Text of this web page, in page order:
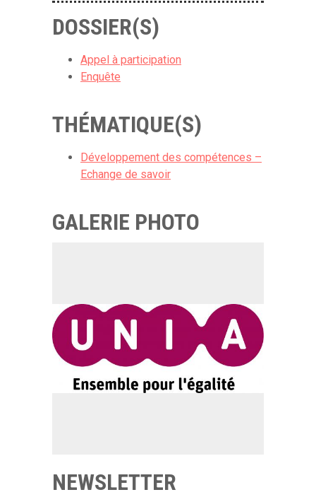
DOSSIER(S)
Appel à participation
Enquête
THÉMATIQUE(S)
Développement des compétences –
Echange de savoir
GALERIE PHOTO
NEWSLETTER